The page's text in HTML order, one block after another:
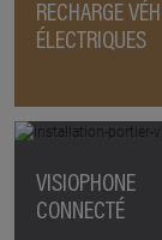
RECHARGE
ÉLECTRIQUES
VISIOPHONE
CONNECTÉ